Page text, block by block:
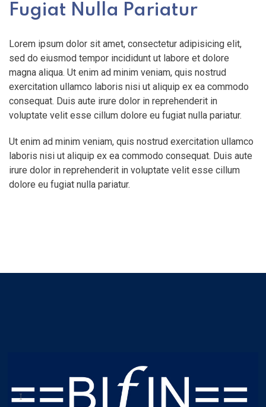
Fugiat Nulla Pariatur
Lorem ipsum dolor sit amet, consectetur adipisicing elit,
sed do eiusmod tempor incididunt ut labore et dolore
magna aliqua. Ut enim ad minim veniam, quis nostrud
exercitation ullamco laboris nisi ut aliquip ex ea commodo
consequat. Duis aute irure dolor in reprehenderit in
voluptate velit esse cillum dolore eu fugiat nulla pariatur.
Ut enim ad minim veniam, quis nostrud exercitation ullamco
laboris nisi ut aliquip ex ea commodo consequat. Duis aute
irure dolor in reprehenderit in voluptate velit esse cillum
dolore eu fugiat nulla pariatur.